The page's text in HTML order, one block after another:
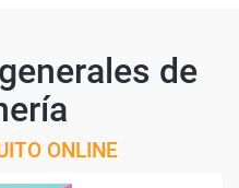
de
ONLINE